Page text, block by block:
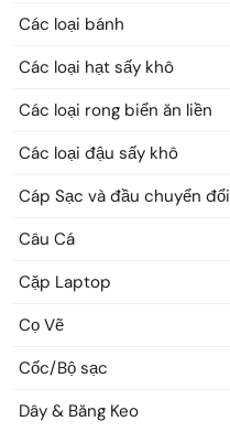
Các loại bánh
Các loại hạt sấy khô
Các loại rong biển ăn liền
Các loại đậu sấy khô
Cáp Sạc và đầu chuyển đổi
Câu Cá
Cặp Laptop
Cọ Vẽ
Cốc/Bộ sạc
Dây & Băng Keo